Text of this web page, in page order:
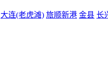
大连(老虎滩) 旅顺新港 金县 长